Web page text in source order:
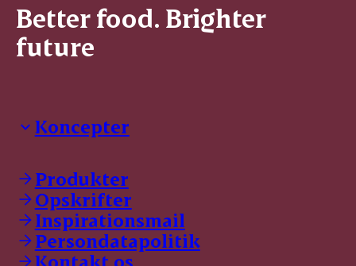
Better food. Brighter
future
Koncepter
Dyrbar
GØL
Tulip
Friland
Dansk Kødkvæg
STOLT
Produkter
Opskrifter
Inspirationsmail
Persondatapolitik
Kontakt os